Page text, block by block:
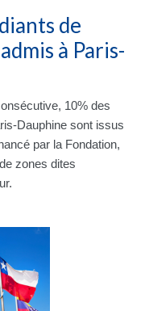
de
à Paris-
10% des
Dauphine sont issus
par la Fondation,
zones dites